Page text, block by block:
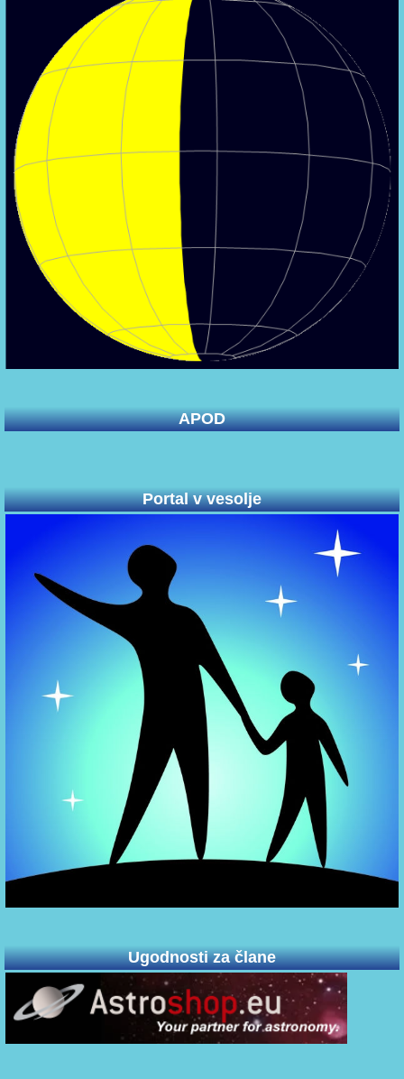
APOD
Portal v vesolje
Ugodnosti za člane